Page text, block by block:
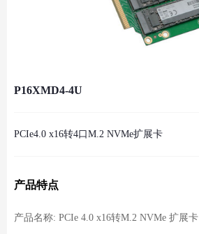
P16XMD4-4U
PCIe4.0 x16转4口M.2 NVMe扩展卡
产品特点
产品名称: PCIe 4.0 x16转M.2 NVMe 扩展卡